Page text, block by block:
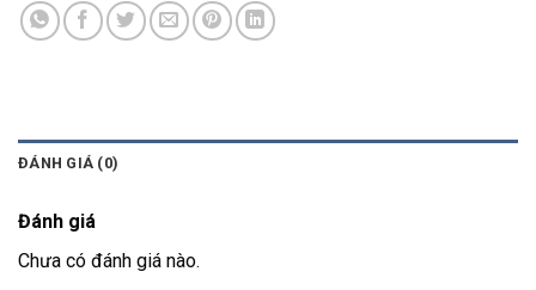
ĐÁNH GIÁ (0)
Đánh giá
Chưa có đánh giá nào.